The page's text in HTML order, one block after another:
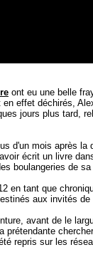
ont eu une belle
effet déchirés,
jours plus tard,
d'un mois après la
écrit un livre
boulangeries de sa
en tant que
aux invités de
avant de le
repris sur les